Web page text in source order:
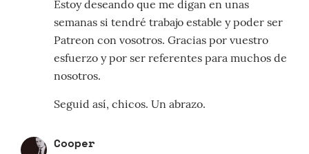
Estoy deseando que me digan en unas
semanas si tendré trabajo estable y poder ser
Patreon con vosotros. Gracias por vuestro
esfuerzo y por ser referentes para muchos de
nosotros.
Seguid así, chicos. Un abrazo.
Cooper